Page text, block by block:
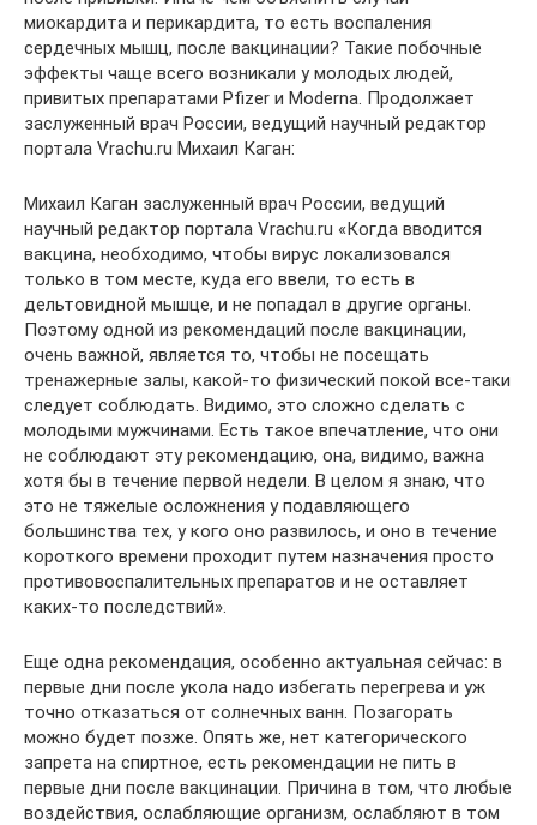
миокардита и перикардита, то есть воспаления
сердечных мышц, после вакцинации? Такие побочные
эффекты чаще всего возникали у молодых людей,
привитых препаратами Pfizer и Moderna. Продолжает
заслуженный врач России, ведущий научный редактор
портала Vrachu.ru Михаил Каган:
Михаил Каган заслуженный врач России, ведущий
научный редактор портала Vrachu.ru «Когда вводится
вакцина, необходимо, чтобы вирус локализовался
только в том месте, куда его ввели, то есть в
дельтовидной мышце, и не попадал в другие органы.
Поэтому одной из рекомендаций после вакцинации,
очень важной, является то, чтобы не посещать
тренажерные залы, какой-то физический покой все-таки
следует соблюдать. Видимо, это сложно сделать с
молодыми мужчинами. Есть такое впечатление, что они
не соблюдают эту рекомендацию, она, видимо, важна
хотя бы в течение первой недели. В целом я знаю, что
это не тяжелые осложнения у подавляющего
большинства тех, у кого оно развилось, и оно в течение
короткого времени проходит путем назначения просто
противовоспалительных препаратов и не оставляет
каких-то последствий».
Еще одна рекомендация, особенно актуальная сейчас: в
первые дни после укола надо избегать перегрева и уж
точно отказаться от солнечных ванн. Позагорать
можно будет позже. Опять же, нет категорического
запрета на спиртное, есть рекомендации не пить в
первые дни после вакцинации. Причина в том, что любые
воздействия, ослабляющие организм, ослабляют в том